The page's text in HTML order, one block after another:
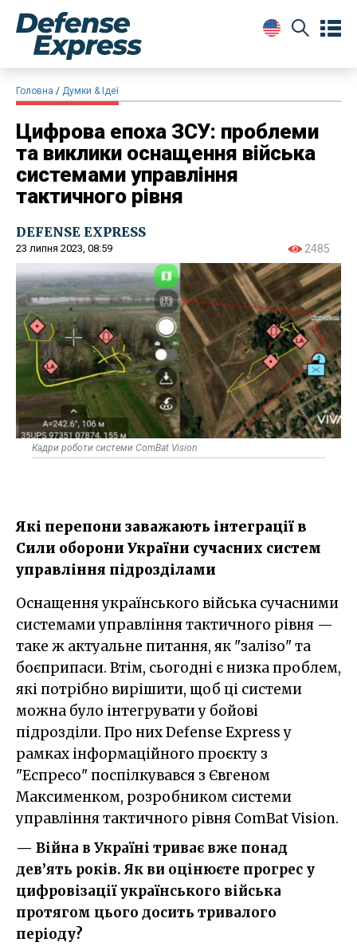
Головна Думки & Ідеї
Цифрова епоха ЗСУ: проблеми
та виклики оснащення війська
системами управління
тактичного рівня
DEFENSE EXPRESS
23 липня 2023, 08:59 2485
Кадри роботи системи ComBat Vision
Які перепони заважають інтеграції в
Сили оборони України сучасних систем
управління підрозділами
Оснащення українського війська сучасними
системами управління тактичного рівня —
таке ж актуальне питання, як "залізо" та
боєприпаси. Втім, сьогодні є низка проблем,
які потрібно вирішити, щоб ці системи
можна було інтегрувати у бойові
підрозділи. Про них Defense Express у
рамках інформаційного проєкту з
"Еспресо" поспілкувався з Євгеном
Максименком, розробником системи
управління тактичного рівня ComBat Vision.
— Війна в Україні триває вже понад
дев’ять років. Як ви оцінюєте прогрес у
цифровізації українського війська
протягом цього досить тривалого
періоду?